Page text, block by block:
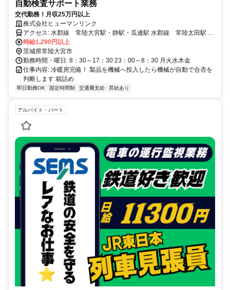
自動検査サポート業務
交代勤務！月収25万円以上
株式会社ヒューマンリンク
アクセス: 水郡線 常陸大宮駅・静駅・瓜連駅 水郡線 常陸太田駅 常
磐線 水戸駅から車で40分 【各方面から通勤してます】 常陸大宮市/
常陸太田市/那珂市/大子/東海村/日立市/ひたちなか市/水戸市/東茨城郡
城里町
時給1,290円以上
茨城県常陸大宮市
勤務時間・曜日: 8：30～17：30 23：00～8：30 月火水木金
仕事内容: 冷暖房完備！ 製品を機械へ投入したら機械が自動で合否を
判断します 箱詰め
即日勤務OK 固定時間制 交通費支給 昇給あり
アルバイト・パート